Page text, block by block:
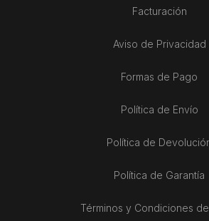
Facturación
Aviso de Privacidad
Formas de Pago
Política de Envío
Política de
Política de Garantía
Términos y Condiciones